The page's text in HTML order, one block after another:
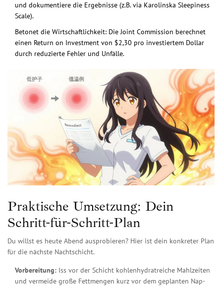
und dokumentiere die Ergebnisse (z.B. via Karolinska Sleepiness
Scale).
Betonet die Wirtschaftlichkeit: Die Joint Commission berechnet
einen Return on Investment von $2,30 pro investiertem Dollar
durch reduzierte Fehler und Unfälle.
Praktische Umsetzung: Dein
Schritt-für-Schritt-Plan
Du willst es heute Abend ausprobieren? Hier ist dein konkreter Plan
für die nächste Nachtschicht.
Vorbereitung: Iss vor der Schicht kohlenhydratreiche Mahlzeiten
und vermeide große Fettmengen kurz vor dem geplanten Nap-